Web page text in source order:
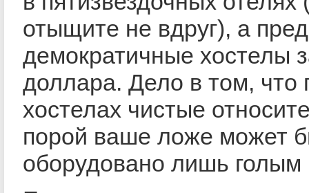
отыщите не вдруг), а
демократичные хостелы
доллара. Дело в том, что
хостелах чистые
порой ваше ложе может
оборудовано лишь голым